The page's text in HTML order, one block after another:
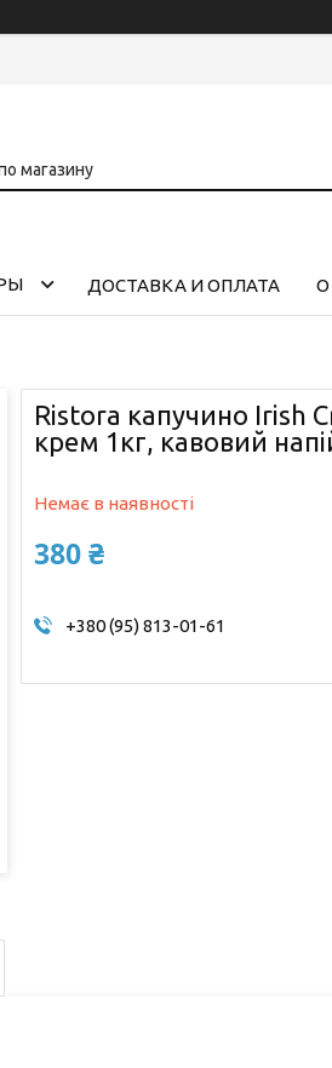
ДОСТАВКА И ОПЛАТА О
Ristora капучино Irish
крем 1кг, кавовий
Немає в наявності
380 ₴
+380 (95) 813-01-61